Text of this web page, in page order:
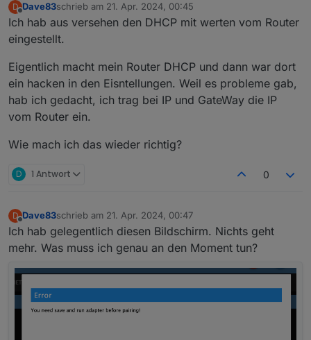
D
Offline
Dave83schrieb am 21. Apr. 2024, 00:45
zuletzt editiert von
Ich hab aus versehen den DHCP mit werten vom Router
eingestellt.
Eigentlich macht mein Router DHCP und dann war dort
ein hacken in den Eisntellungen. Weil es probleme gab,
hab ich gedacht, ich trag bei IP und GateWay die IP
vom Router ein.
Wie mach ich das wieder richtig?
D 1 Antwort 0
D
Offline
Dave83schrieb am 21. Apr. 2024, 00:47
zuletzt editiert von
Ich hab gelegentlich diesen Bildschirm. Nichts geht
mehr. Was muss ich genau an den Moment tun?